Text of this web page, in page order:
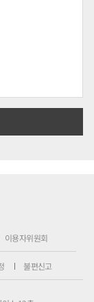
이용자위원회
불편신고